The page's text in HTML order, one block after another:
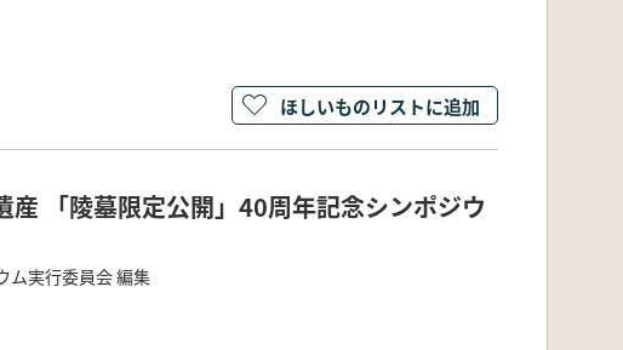
ほしいものリストに追加
「陵墓限定公開」40周年記念シンポジウ
ム実行委員会 編集